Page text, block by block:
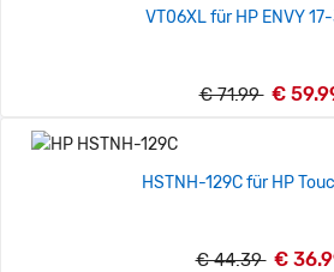
VT06XL für HP ENVY
€ 71.99 €
HSTNH-129C für HP
€ 44.39 €